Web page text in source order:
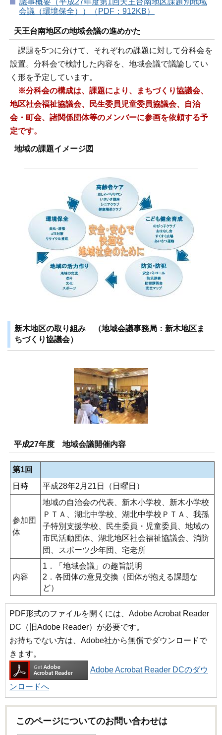
議事概要（平成27年度第1回天王台南地区課題別地域
会議（環境保全））（PDF：912KB）
天王台南地区の地域会議の進めかた
課題を5つに分けて、それぞれの課題に対して分科会を
設置。分科会で検討した内容を、地域会議で議論してい
く形を予定しています。
※分科会の構成は、課題により、まちづくり協議会、
地区社会福祉協議会、民生委員児童委員協議会、自治
会・町会、諸関係団体等のメンバーに参画を依頼する予
定です。
地域の課題イメージ図
新木地区の取り組み （地域会議事務局：新木地区ま
ちづくり協議会）
平成27年度 地域会議開催内容
第1回
日時
平成28年2月21日（日曜日）
参加団
体
地域の自治会の代表、新木小学校、新木小学校
ＰＴＡ、湖北中学校、湖北中学校ＰＴＡ、我孫
子特別支援学校、民生委員・児童委員、地域の
市民活動団体、湖北地区社会福祉協議会、消防
団、スポーツ少年団、宅老所
内容
1．「地域会議」の趣旨説明
2．各団体の意見交換（団体が抱える課題な
ど）
PDF形式のファイルを開くには、Adobe Acrobat Reader
DC（旧Adobe Reader）が必要です。
お持ちでない方は、Adobe社から無償でダウンロードで
きます。
Adobe Acrobat Reader DCのダウ
ンロードへ
このページについてのお問い合わせは